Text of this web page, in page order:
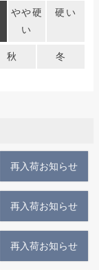
のためのフッ
まずや指の付け
を促す効果が
まに、narifuri
にリフレクタ
リジナルの厚底
とで通気性を
ま先・踵・甲の
可能
やや硬
い
硬い
秋 冬
再入荷お知らせ
再入荷お知らせ
再入荷お知らせ